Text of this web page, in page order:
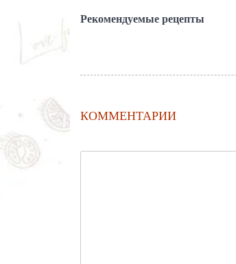
Рекомендуемые рецепты
КОММЕНТАРИИ